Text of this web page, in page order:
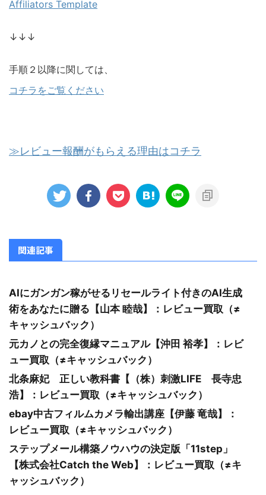
Affiliators Template
↓↓↓
手順２以降に関しては、
コチラをご覧ください
≫レビュー報酬がもらえる理由はコチラ
関連記事
AIにガンガン稼がせるリセールライト付きのAI生成
術をあなたに贈る【山本 睦哉】：レビュー買取（≠
キャッシュバック）
元カノとの完全復縁マニュアル【沖田 裕孝】：レビ
ュー買取（≠キャッシュバック）
北条麻妃 正しい教科書【（株）刺激LIFE 長寺忠
浩】：レビュー買取（≠キャッシュバック）
ebay中古フィルムカメラ輸出講座【伊藤 竜哉】：
レビュー買取（≠キャッシュバック）
ステップメール構築ノウハウの決定版「11step」
【株式会社Catch the Web】：レビュー買取（≠キ
ャッシュバック）